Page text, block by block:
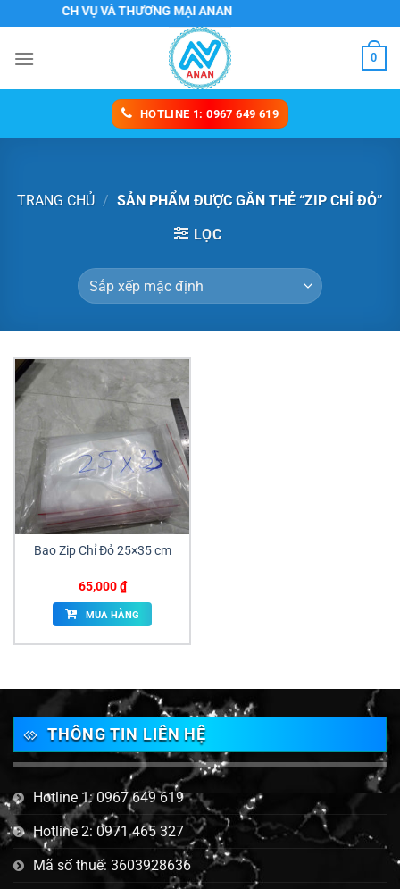
đến
nội
DỊCH VỤ VÀ THƯƠNG MẠI ANAN
0
HOTLINE 1: 0967 649 619
TRANG CHỦ / SẢN PHẨM ĐƯỢC GẮN THẺ “ZIP CHỈ ĐỎ”
LỌC
Bao Zip Chỉ Đỏ 25×35 cm
65,000₫
MUA HÀNG
THÔNG TIN LIÊN HỆ
Hotline 1: 0967 649 619
Hotline 2: 0971 465 327
Mã số thuế: 3603928636